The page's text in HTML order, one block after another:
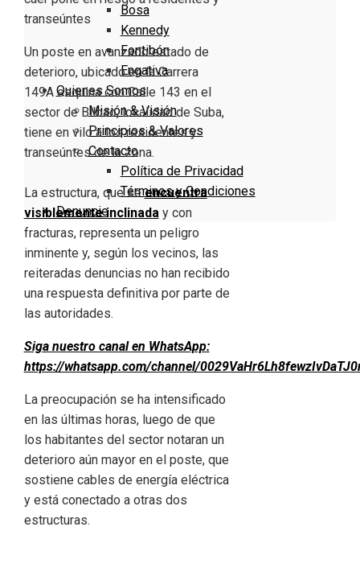
Bosa
Kennedy
Fontibón
Engativa
Quienes Somos
Misión & Visión
Principios & Valores
Contacto
Política de Privacidad
Términos y Condiciones
Denuncie
Un poste en avanzado estado de
deterioro, ubicado en la Carrera
149A esquina con Calle 143 en el
sector de Bilbao, localidad de Suba,
tiene en vilo a los residentes y
transeúntes de la zona.
La estructura, que seencuentra
visiblemente inclinaday con
fracturas, representa un peligro
inminente y, según los vecinos, las
reiteradas denuncias no han recibido
una respuesta definitiva por parte de
las autoridades.
Siga nuestro canal en WhatsApp:
https://whatsapp.com/channel/
La preocupación se ha intensificado
en las últimas horas, luego de que
los habitantes del sector notaran un
deterioro aún mayor en el poste, que
sostiene cables de energía eléctrica
y está conectado a otras dos
estructuras.